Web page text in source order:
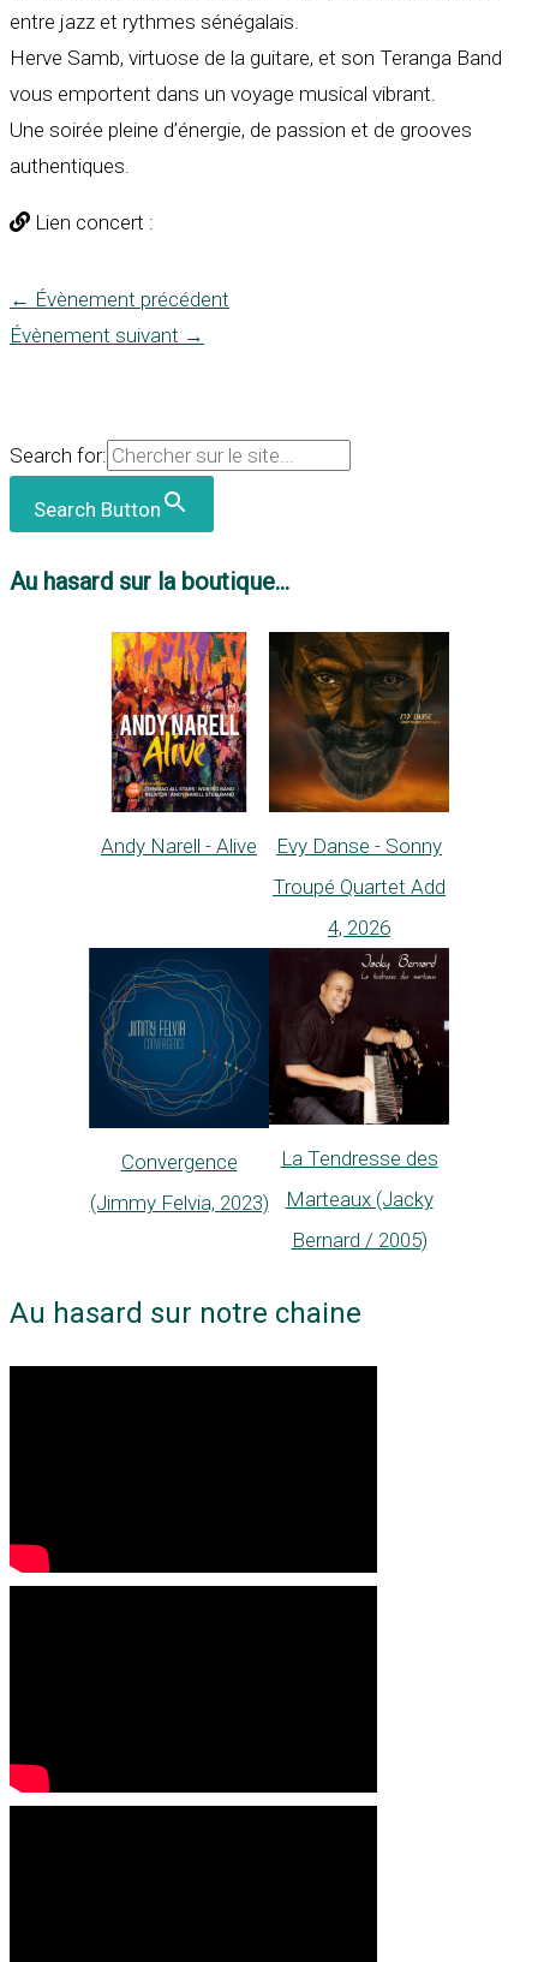
entre jazz et rythmes sénégalais.
Herve Samb, virtuose de la guitare, et son Teranga Band
vous emportent dans un voyage musical vibrant.
Une soirée pleine d’énergie, de passion et de grooves
authentiques.
Lien concert :
← Évènement précédent
Évènement suivant →
Search for:
Search Button
Au hasard sur la boutique...
Andy Narell - Alive
Evy Danse - Sonny
Troupé Quartet Add
4, 2026
Convergence
(Jimmy Felvia, 2023)
La Tendresse des
Marteaux (Jacky
Bernard / 2005)
Au hasard sur notre chaine